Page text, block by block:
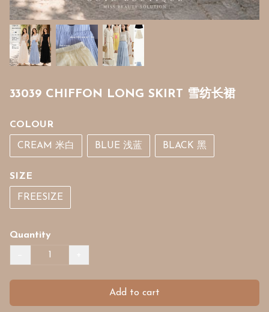
33039 CHIFFON LONG SKIRT 雪纺长裙
COLOUR
CREAM 米白 BLUE 浅蓝 BLACK 黑
SIZE
FREESIZE
Quantity
Add to cart